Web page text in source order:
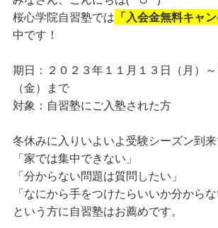
桜心学院自習塾では 「入会金無料キャン
中です！
期日：２０２３年１１月１３日（月）
（金）まで
対象：自習塾にご入塾された方
冬休みに入りいよいよ受験シーズン到来
「家では集中できない」
「分からない問題は質問したい」
「なにから手をつけたらいいか分からな
という方に自習塾はお薦めです。